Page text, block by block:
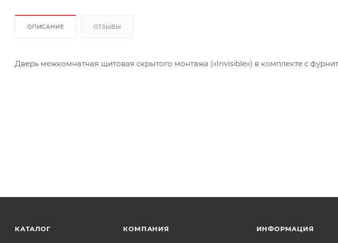
ОПИСАНИЕ ОТЗЫВЫ
Дверь межкомнатная щитовая скрытого монтажа («Invisible») в комплекте с
КАТАЛОГ КОМПАНИЯ ИНФОРМАЦИЯ